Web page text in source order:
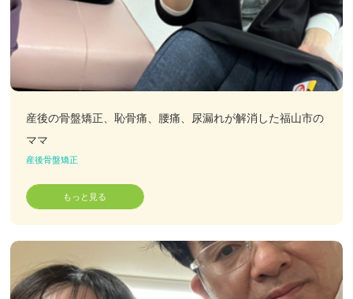
産後の骨盤矯正、恥骨痛、腰痛、尿漏れが解消した福山市の
ママ
産後骨盤矯正
もっと見る